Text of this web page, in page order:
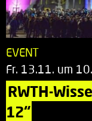
EVENT
Fr. 13.11. um
RWTH-
12“